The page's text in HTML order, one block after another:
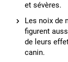
et sévères.
Les noix de
figurent
de leurs
canin.